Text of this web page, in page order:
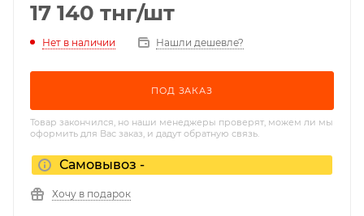
17 140 тнг/шт
Нет в наличии Нашли дешевле?
ПОД ЗАКАЗ
Товар закончился, но наши менеджеры проверят, можем ли мы
оформить для Вас заказ, и дадут обратную связь.
Самовывоз -
Хочу в подарок